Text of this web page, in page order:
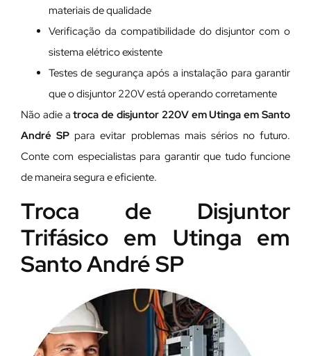
materiais de qualidade
Verificação da compatibilidade do disjuntor com o
sistema elétrico existente
Testes de segurança após a instalação para garantir
que o disjuntor 220V está operando corretamente
Não adie atroca de disjuntor 220V em Utinga em Santo
André SP para evitar problemas mais sérios no futuro.
Conte com especialistas para garantir que tudo funcione
de maneira segura e eficiente.
Troca de Disjuntor
Trifásico em Utinga em
Santo André SP